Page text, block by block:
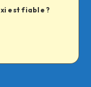
est fiable ?